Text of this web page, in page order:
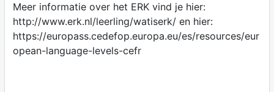
Meer informatie over het ERK vind je hier:
http://www.erk.nl/leerling/watiserk/ en hier:
https://europass.cedefop.europa.eu/es/resources/eur
opean-language-levels-cefr